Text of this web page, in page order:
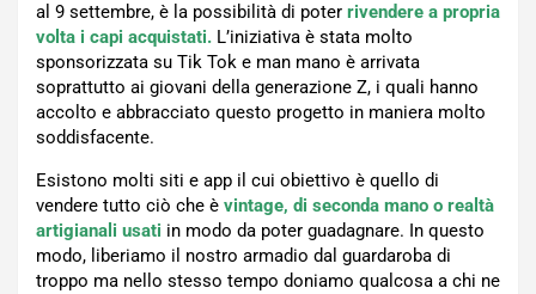
al 9 settembre, è la possibilità di poter rivendere a propria
volta i capi acquistati. L’iniziativa è stata molto
sponsorizzata su Tik Tok e man mano è arrivata
soprattutto ai giovani della generazione Z, i quali hanno
accolto e abbracciato questo progetto in maniera molto
soddisfacente.
Esistono molti siti e app il cui obiettivo è quello di
vendere tutto ciò che è vintage, di seconda mano o realtà
artigianali usati in modo da poter guadagnare. In questo
modo, liberiamo il nostro armadio dal guardaroba di
troppo ma nello stesso tempo doniamo qualcosa a chi ne